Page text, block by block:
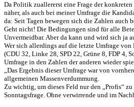
Da Politik zuallererst eine Frage der
näher, als auch bei meiner Umfrage die
da: Seit Tagen bewegen sich die Zahlen
Geht nicht! Die Bedingungen sind für alle
Unvermeidbar. Aber da kann und wird sich ja
Wer sich allerdings auf die letzte Umfrage
(CDU 32, Linke 28, SPD 22, Grüne 8, FDP 4,
Umfrage in den Zahlen der anderen wieder
„Das Ergebnis dieser Umfrage war von
allgemeinen Massenverdummung.
Zu wichtig, um dieses Feld nur den „Profis“
Sonntagsfrage. Ohne verwirrende und im